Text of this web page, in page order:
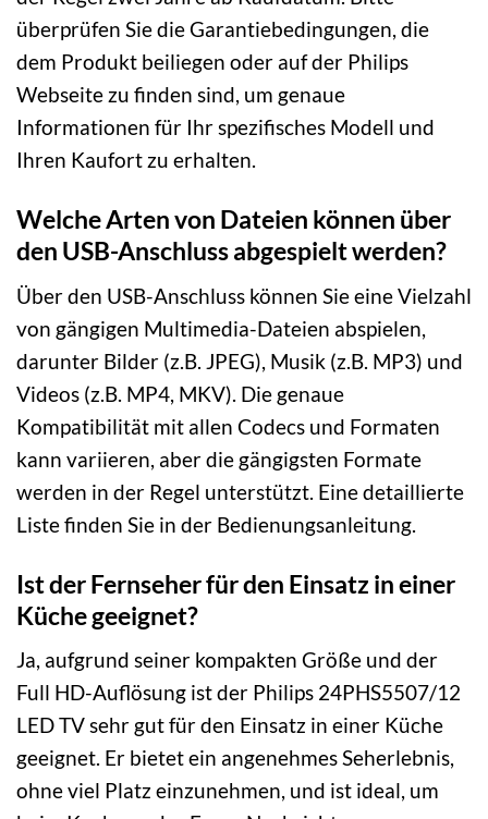
überprüfen Sie die Garantiebedingungen, die
dem Produkt beiliegen oder auf der Philips
Webseite zu finden sind, um genaue
Informationen für Ihr spezifisches Modell und
Ihren Kaufort zu erhalten.
Welche Arten von Dateien können über
den USB-Anschluss abgespielt werden?
Über den USB-Anschluss können Sie eine Vielzahl
von gängigen Multimedia-Dateien abspielen,
darunter Bilder (z.B. JPEG), Musik (z.B. MP3) und
Videos (z.B. MP4, MKV). Die genaue
Kompatibilität mit allen Codecs und Formaten
kann variieren, aber die gängigsten Formate
werden in der Regel unterstützt. Eine detaillierte
Liste finden Sie in der Bedienungsanleitung.
Ist der Fernseher für den Einsatz in einer
Küche geeignet?
Ja, aufgrund seiner kompakten Größe und der
Full HD-Auflösung ist der Philips 24PHS5507/12
LED TV sehr gut für den Einsatz in einer Küche
geeignet. Er bietet ein angenehmes Seherlebnis,
ohne viel Platz einzunehmen, und ist ideal, um